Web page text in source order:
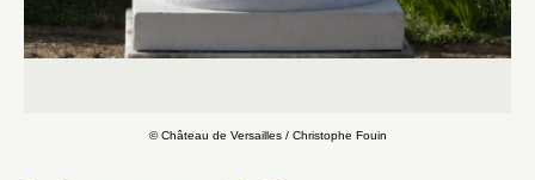
© Château de Versailles / Christophe Fouin
Choix du dossier où ajouter la